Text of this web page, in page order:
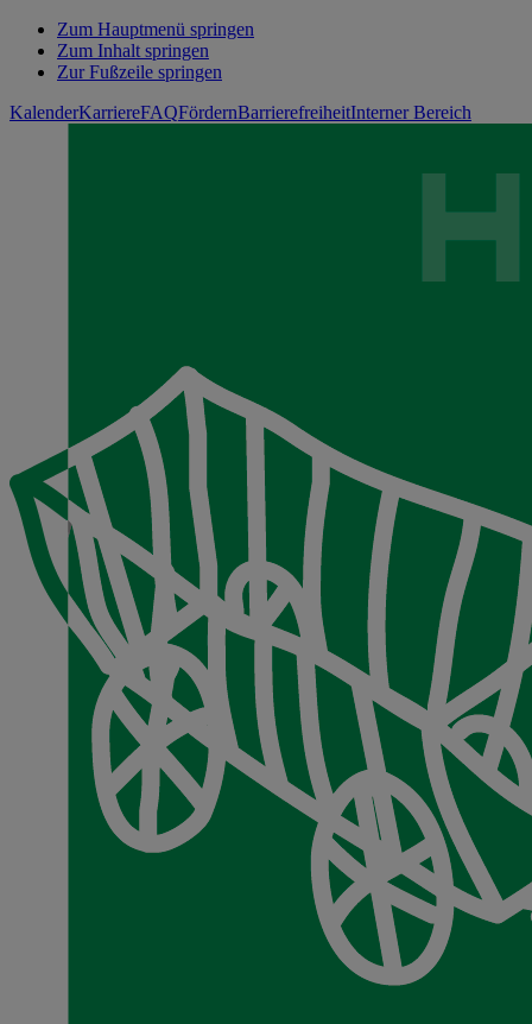
Zum Hauptmenü springen
Zum Inhalt springen
Zur Fußzeile springen
KalenderKarriereFAQFördernBarrierefreiheitInterner Bereich